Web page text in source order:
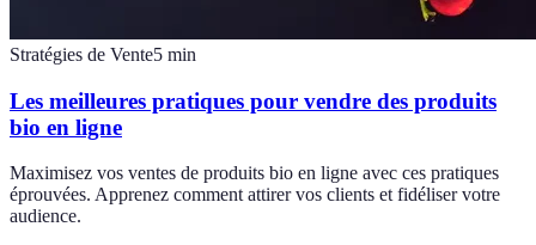
Stratégies de Vente5 min
Les meilleures pratiques pour vendre des produits
bio en ligne
Maximisez vos ventes de produits bio en ligne avec ces pratiques
éprouvées. Apprenez comment attirer vos clients et fidéliser votre
audience.